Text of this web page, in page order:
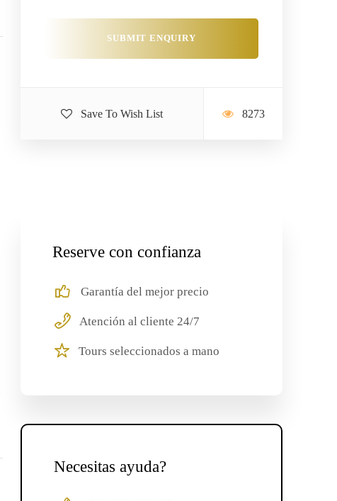
Save To Wish List 8273
Reserve con confianza
Garantía del mejor precio
Atención al cliente 24/7
Tours seleccionados a mano
Necesitas ayuda?